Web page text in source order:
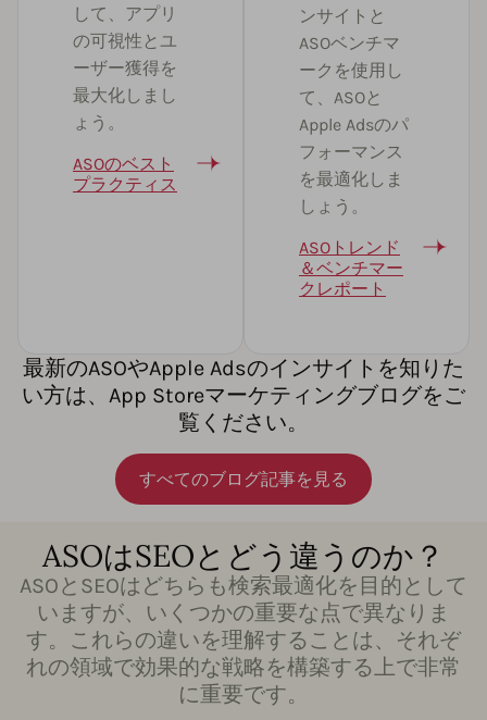
して、アプリ
の可視性とユ
ーザー獲得を
最大化しまし
ょう。
ASOのベスト
プラクティス
ンサイトと
ASOベンチマ
ークを使用し
て、ASOと
Apple Adsのパ
フォーマンス
を最適化しま
しょう。
ASOトレンド
＆ベンチマー
クレポート
最新のASOやApple Adsのインサイトを知りた
い方は、App Storeマーケティングブログをご
覧ください。
すべてのブログ記事を見る
ASOはSEOとどう違うのか？
ASOとSEOはどちらも検索最適化を目的として
いますが、いくつかの重要な点で異なりま
す。これらの違いを理解することは、それぞ
れの領域で効果的な戦略を構築する上で非常
に重要です。